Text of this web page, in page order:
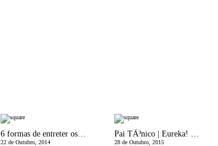
6 formas de entreter os miÃºdos quando queremos fazer o jantar
22 de Outubro, 2014 28 de Outubro, 2015